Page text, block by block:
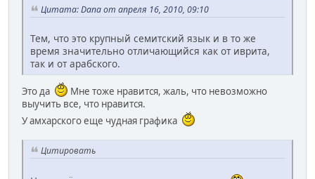
Цитата: Dana от апреля 16, 2010, 09:10
Тем, что это крупный семитский язык и в то же
время значительно отличающийся как от иврита,
так и от арабского.
Это да
Мне тоже нравится, жаль, что невозможно
выучить все, что нравится.
У амхарского еще чудная графика
Цитировать